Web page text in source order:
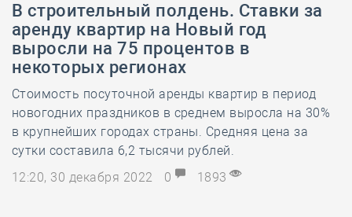
В строительный полдень. Ставки за
аренду квартир на Новый год
выросли на 75 процентов в
некоторых регионах
Стоимость посуточной аренды квартир в период
новогодних праздников в среднем выросла на 30%
в крупнейших городах страны. Средняя цена за
сутки составила 6,2 тысячи рублей.
12:20, 30 декабря 2022
0 1893